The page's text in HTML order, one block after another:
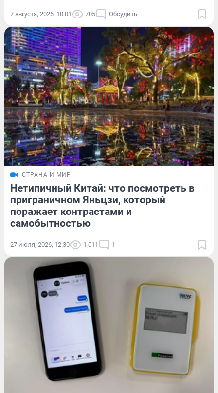
7 августа, 2026, 10:01 705 Обсудить
СТРАНА И МИР
Нетипичный Китай: что посмотреть в
приграничном Яньцзи, который
поражает контрастами и
самобытностью
27 июля, 2026, 12:30 1 011 1